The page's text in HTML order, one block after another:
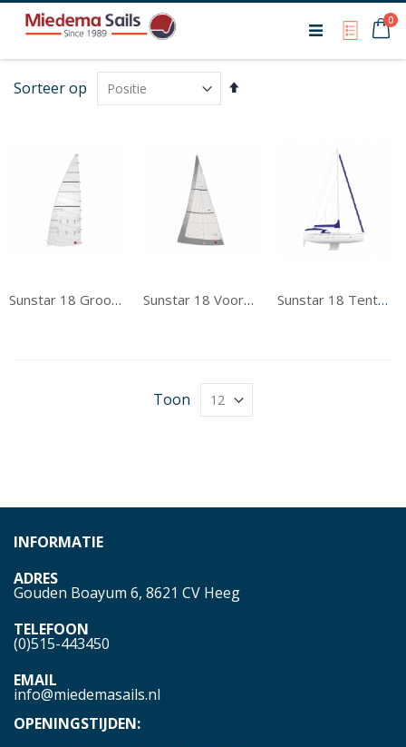
My0
Sorteer op
Van
Sunstar 18 Grootzeil Sunstar 18 Voorzeil Sunstar 18 Tentwerk
Toon
INFORMATIE
ADRES
Gouden Boayum 6, 8621 CV Heeg
TELEFOON
(0)515-443450
EMAIL
info@miedemasails.nl
OPENINGSTIJDEN: